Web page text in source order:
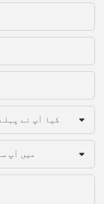
کیا آپ نے
میں آپ